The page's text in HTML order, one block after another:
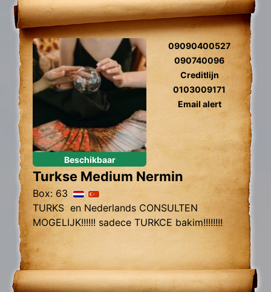
Beschikbaar
09090400527
090740096
Creditlijn
0103009171
Email alert
Turkse Medium Nermin
Box: 63
TURKS en Nederlands CONSULTEN
MOGELIJK!!!!!! sadece TURKCE bakim!!!!!!!!